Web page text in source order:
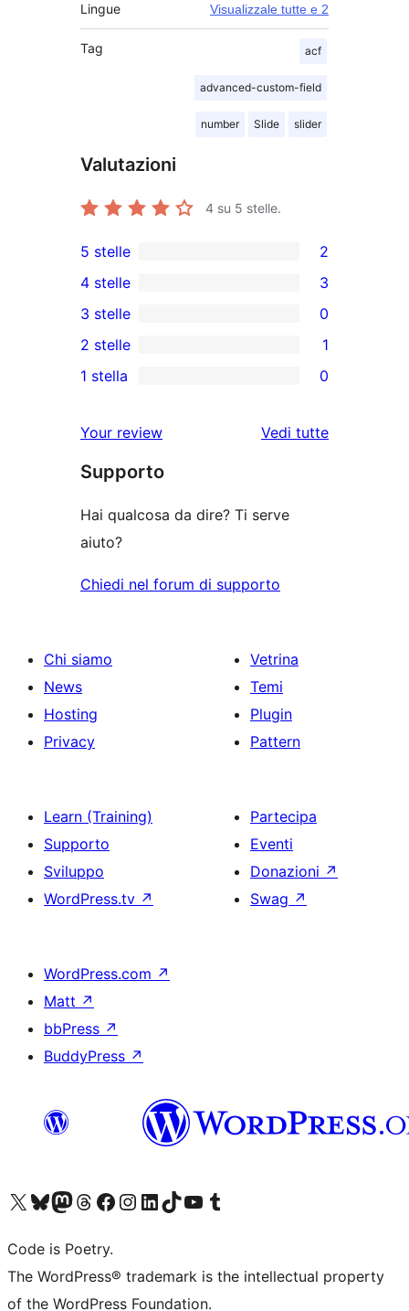
Lingue Visualizzale tutte e 2
Tag acf
advanced-custom-field
number Slide slider
Valutazioni
4 su 5 stelle.
2
recensioni
a
5-
stelle
5 stelle 2
recensioni
a
4-
4 stelle 3
0
recensioni
a
stelle
3 stelle 0
2-
a
stelle
2 stelle 1
a
1-
1 stella 0
Your review Vedi tuttele
Supporto
Hai qualcosa da dire? Ti serve
aiuto?
Chiedi nel forum di supporto
Chi siamo
News
Hosting
Privacy
Vetrina
Temi
Plugin
Pattern
Learn (Training)
Supporto
Sviluppo
WordPress.tv ↗
Partecipa
Eventi
Donazioni ↗
Swag ↗
WordPress.com ↗
Matt ↗
bbPress ↗
BuddyPress ↗
Visita il nostro account X (ex Twitter)
Visita il nostro account Bluesky
Visita il nostro account Mastodon
Visita il nostro account Threads
Visita la nostra pagina Facebook
Visita il nostro account Instagram
Visita il nostro account LinkedIn
Visita il nostro account TikTok
Visita il nostro canale YouTube
Visita il nostro account Tumblr
Code is Poetry.
The WordPress® trademark is the intellectual property
of the WordPress Foundation.